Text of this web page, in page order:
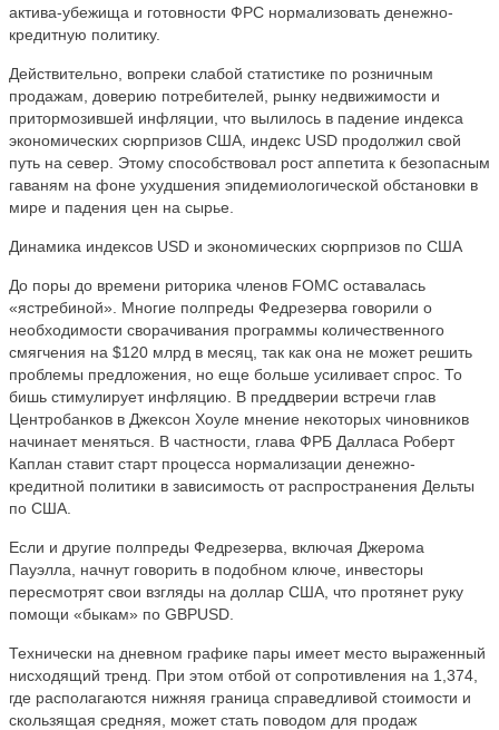
актива-убежища и готовности ФРС нормализовать денежно-
кредитную политику.
Действительно, вопреки слабой статистике по розничным
продажам, доверию потребителей, рынку недвижимости и
притормозившей инфляции, что вылилось в падение индекса
экономических сюрпризов США, индекс USD продолжил свой
путь на север. Этому способствовал рост аппетита к безопасным
гаваням на фоне ухудшения эпидемиологической обстановки в
мире и падения цен на сырье.
Динамика индексов USD и экономических сюрпризов по США
До поры до времени риторика членов FOMC оставалась
«ястребиной». Многие полпреды Федрезерва говорили о
необходимости сворачивания программы количественного
смягчения на $120 млрд в месяц, так как она не может решить
проблемы предложения, но еще больше усиливает спрос. То
бишь стимулирует инфляцию. В преддверии встречи глав
Центробанков в Джексон Хоуле мнение некоторых чиновников
начинает меняться. В частности, глава ФРБ Далласа Роберт
Каплан ставит старт процесса нормализации денежно-
кредитной политики в зависимость от распространения Дельты
по США.
Если и другие полпреды Федрезерва, включая Джерома
Пауэлла, начнут говорить в подобном ключе, инвесторы
пересмотрят свои взгляды на доллар США, что протянет руку
помощи «быкам» по GBPUSD.
Технически на дневном графике пары имеет место выраженный
нисходящий тренд. При этом отбой от сопротивления на 1,374,
где располагаются нижняя граница справедливой стоимости и
скользящая средняя, может стать поводом для продаж